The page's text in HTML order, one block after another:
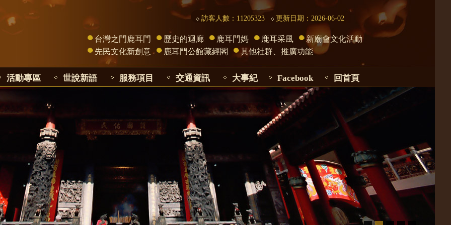
訪客人數：11205323 更新日期：2026-06-02
台灣之門鹿耳門 歷史的迴廊 鹿耳門媽 鹿耳采風
新廟會文化活動
先民文化新創意
鹿耳門公館藏經閣 其他社群、推廣功能
活動專區 世說新語 服務項目 交通資訊 大事紀 Facebook 回首頁